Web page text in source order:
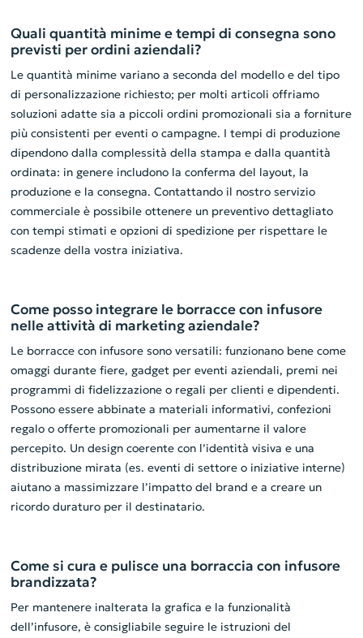
Quali quantità minime e tempi di consegna sono
previsti per ordini aziendali?
Le quantità minime variano a seconda del modello e del tipo
di personalizzazione richiesto; per molti articoli offriamo
soluzioni adatte sia a piccoli ordini promozionali sia a forniture
più consistenti per eventi o campagne. I tempi di produzione
dipendono dalla complessità della stampa e dalla quantità
ordinata: in genere includono la conferma del layout, la
produzione e la consegna. Contattando il nostro servizio
commerciale è possibile ottenere un preventivo dettagliato
con tempi stimati e opzioni di spedizione per rispettare le
scadenze della vostra iniziativa.
Come posso integrare le borracce con infusore
nelle attività di marketing aziendale?
Le borracce con infusore sono versatili: funzionano bene come
omaggi durante fiere, gadget per eventi aziendali, premi nei
programmi di fidelizzazione o regali per clienti e dipendenti.
Possono essere abbinate a materiali informativi, confezioni
regalo o offerte promozionali per aumentarne il valore
percepito. Un design coerente con l’identità visiva e una
distribuzione mirata (es. eventi di settore o iniziative interne)
aiutano a massimizzare l’impatto del brand e a creare un
ricordo duraturo per il destinatario.
Come si cura e pulisce una borraccia con infusore
brandizzata?
Per mantenere inalterata la grafica e la funzionalità
dell’infusore, è consigliabile seguire le istruzioni del